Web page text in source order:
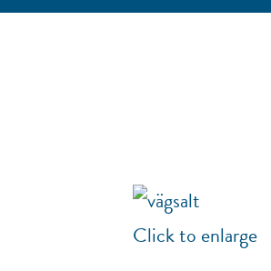
Click to enlarge